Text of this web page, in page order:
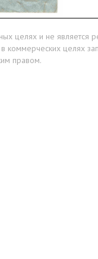
целях и не является
коммерческих целях
правом.